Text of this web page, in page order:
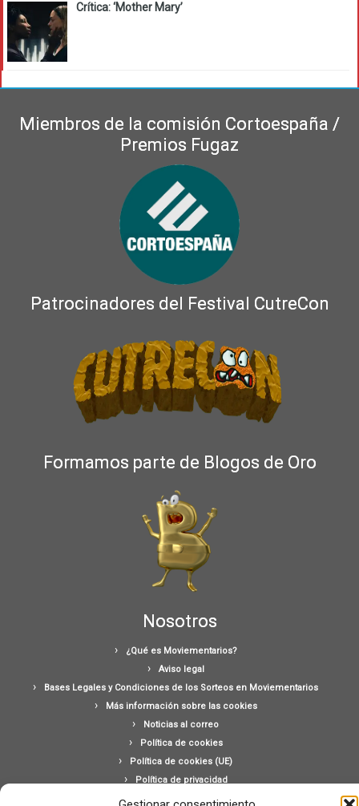
Crítica: ‘Mother Mary’
Miembros de la comisión Cortoespaña /
Premios Fugaz
Patrocinadores del Festival CutreCon
Formamos parte de Blogos de Oro
Nosotros
¿Qué es Moviementarios?
Aviso legal
Bases Legales y Condiciones de los Sorteos en Moviementarios
Más información sobre las cookies
Noticias al correo
Política de cookies
Política de cookies (UE)
Política de privacidad
Ponte en contacto con nosotros